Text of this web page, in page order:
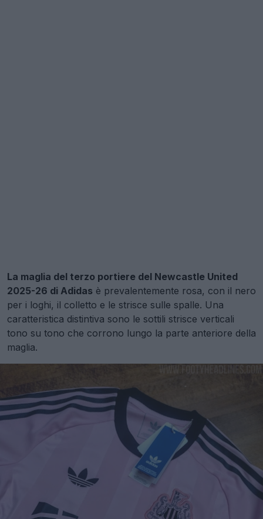
La maglia del terzo portiere del Newcastle United
2025-26 di Adidas è prevalentemente rosa, con il nero
per i loghi, il colletto e le strisce sulle spalle. Una
caratteristica distintiva sono le sottili strisce verticali
tono su tono che corrono lungo la parte anteriore della
maglia.